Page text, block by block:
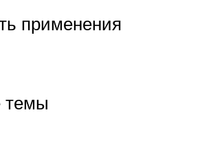
применения
темы